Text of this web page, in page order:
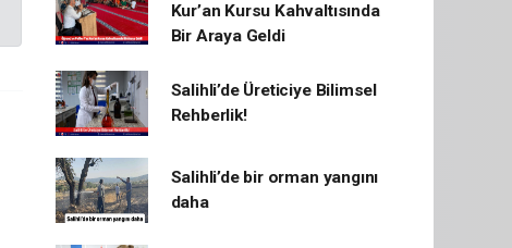
Kur’an Kursu Kahvaltısında
Bir Araya Geldi
Salihli’de Üreticiye Bilimsel
Rehberlik!
Salihli’de bir orman yangını
daha